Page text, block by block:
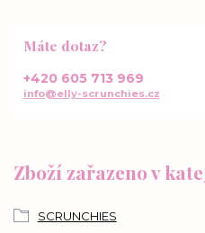
Zboží zařazeno v
SCRUNCHIES
Máte dotaz?
+420 605 713 969
info@elly-scrunchies.cz